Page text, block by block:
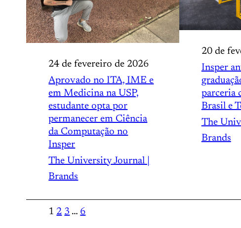
24 de fevereiro de 2026
Aprovado no ITA, IME e
em Medicina na USP,
estudante opta por
permanecer em Ciência
da Computação no
Insper
The University Journal |
Brands
20 de
Insper
parceria
Brasil e
The
Brands
1 2 3 … 6